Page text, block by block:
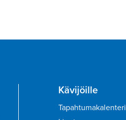
Kävijöille
Tapahtumakalenteri